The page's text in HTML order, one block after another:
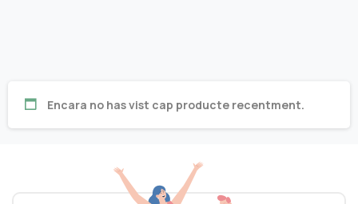
Encara no has vist cap producte recentment.